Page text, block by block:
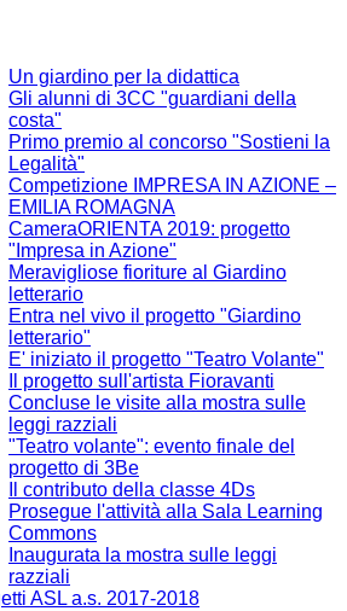
Un giardino per la didattica
Gli alunni di 3CC "guardiani della
costa"
Primo premio al concorso "Sostieni la
Legalità"
Competizione IMPRESA IN AZIONE –
EMILIA ROMAGNA
CameraORIENTA 2019: progetto
"Impresa in Azione"
Meravigliose fioriture al Giardino
letterario
Entra nel vivo il progetto "Giardino
letterario"
E' iniziato il progetto "Teatro Volante"
Il progetto sull'artista Fioravanti
Concluse le visite alla mostra sulle
leggi razziali
"Teatro volante": evento finale del
progetto di 3Be
Il contributo della classe 4Ds
Prosegue l'attività alla Sala Learning
Commons
Inaugurata la mostra sulle leggi
razziali
ASL a.s. 2017-2018